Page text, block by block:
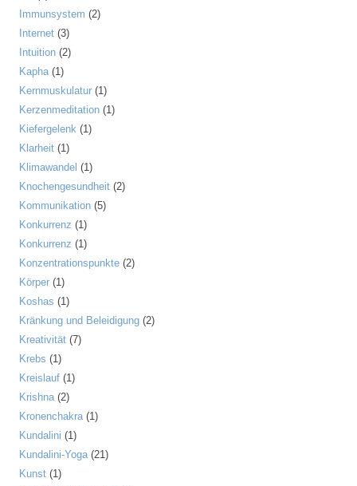
Immunsystem (2)
Internet (3)
Intuition (2)
Kapha(1)
Kernmuskulatur (1)
Kerzenmeditation (1)
Kiefergelenk (1)
Klarheit (1)
Klimawandel (1)
Knochengesundheit (2)
Kommunikation (5)
Konkurrenz (1)
Konkurrenz (1)
Konzentrationspunkte (2)
Körper (1)
Koshas (1)
Kränkung und Beleidigung (2)
Kreativität (7)
Krebs (1)
Kreislauf (1)
Krishna(2)
Kronenchakra(1)
Kundalini (1)
Kundalini-Yoga(21)
Kunst (1)